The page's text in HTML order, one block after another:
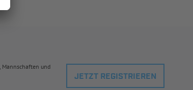
Mannschaften und
JETZT REGISTRIEREN